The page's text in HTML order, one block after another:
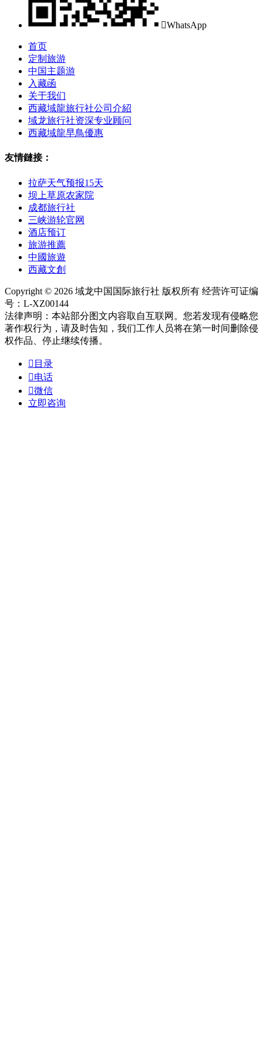
WhatsApp
首页
定制旅游
中国主题游
入藏函
关于我们
西藏域龍旅行社公司介紹
域龙旅行社资深专业顾问
西藏域龍早鳥優惠
友情鏈接：
拉萨天气预报15天
坝上草原农家院
成都旅行社
三峡游轮官网
酒店预订
旅游推薦
中國旅遊
西藏文創
Copyright © 2026 域龙中国国际旅行社 版权所有 经营许可证编
号：L-XZ00144
法律声明：本站部分图文内容取自互联网。您若发现有侵略您
著作权行为，请及时告知，我们工作人员将在第一时间删除侵
权作品、停止继续传播。
 目录
电话
微信
立即咨询